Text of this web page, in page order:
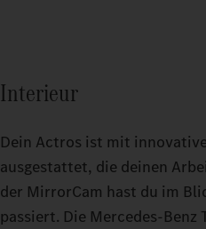
Interieur
Dein Actros ist mit
ausgestattet, die deinen
der MirrorCam hast du im
passiert. Die